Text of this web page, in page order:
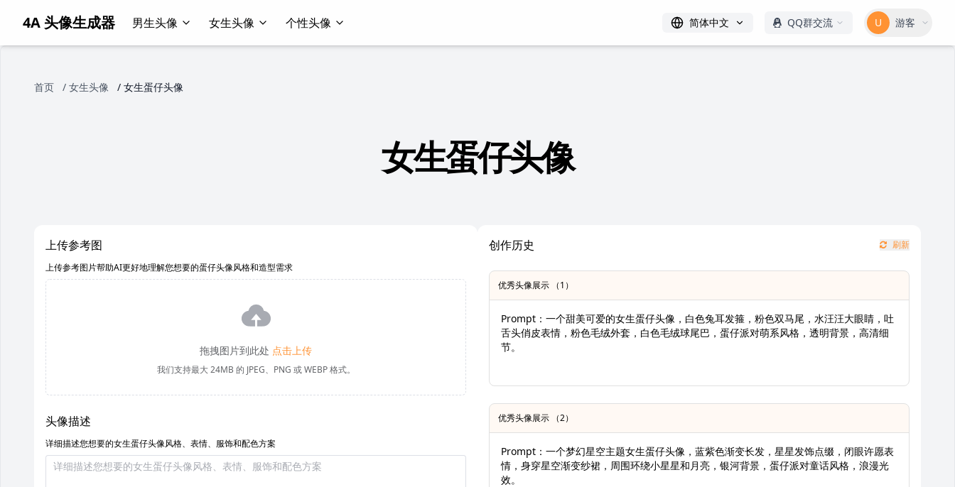
4A 头像生成器 男生头像 女生头像 个性头像 简体中文 QQ群交流 U 游客
首页 / 女生头像 / 女生蛋仔头像
女生蛋仔头像
上传参考图
上传参考图片帮助AI更好地理解您想要的蛋仔头像风格和造型需求
拖拽图片到此处 点击上传
我们支持最大 24MB 的 JPEG、PNG 或 WEBP 格式。
头像描述
详细描述您想要的女生蛋仔头像风格、表情、服饰和配色方案
创作历史 刷新
优秀头像展示 （1）
Prompt：一个甜美可爱的女生蛋仔头像，白色兔耳发箍，粉色双马尾，水汪汪大眼睛，吐
舌头俏皮表情，粉色毛绒外套，白色毛绒球尾巴，蛋仔派对萌系风格，透明背景，高清细
节。
优秀头像展示 （2）
Prompt：一个梦幻星空主题女生蛋仔头像，蓝紫色渐变长发，星星发饰点缀，闭眼许愿表
情，身穿星空渐变纱裙，周围环绕小星星和月亮，银河背景，蛋仔派对童话风格，浪漫光
效。